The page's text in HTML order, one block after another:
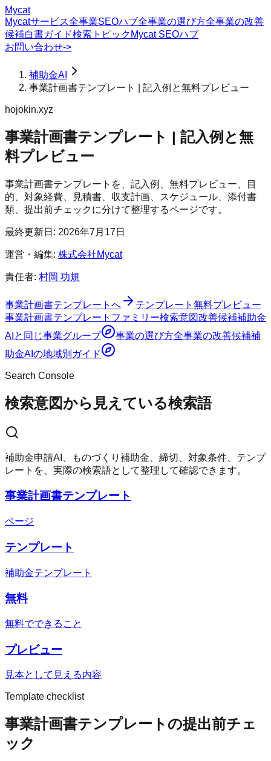
Mycat
Mycatサービス全事業SEOハブ全事業の選び方全事業の改善
候補白書ガイド検索トピック Mycat SEOハブ
お問い合わせ->
補助金AI
事業計画書テンプレート | 記入例と無料プレビュー
hojokin.xyz
事業計画書テンプレート | 記入例と無
料プレビュー
事業計画書テンプレートを、記入例、無料プレビュー、目
的、対象経費、見積書、収支計画、スケジュール、添付書
類、提出前チェックに分けて整理するページです。
最終更新日: 2026年7月17日
運営・編集: 株式会社Mycat
責任者: 村岡 功規
事業計画書テンプレート へ テンプレート 無料プレビュー
事業計画書テンプレートファミリー検索意図改善候補補助金
AI と同じ事業グループ 事業の選び方全事業の改善候補補
助金AI の地域別ガイド
Search Console
検索意図から見えている検索語
補助金申請AI、ものづくり補助金、締切、対象条件、テンプ
レートを、実際の検索語として整理して確認できます。
事業計画書テンプレート
ページ
テンプレート
補助金テンプレート
無料
無料でできること
プレビュー
見本として見える内容
Template checklist
事業計画書テンプレートの提出前チェ
ック